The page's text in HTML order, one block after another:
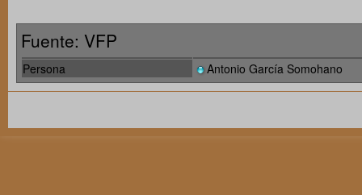
Fuente: VFP
Persona Antonio García Somohano